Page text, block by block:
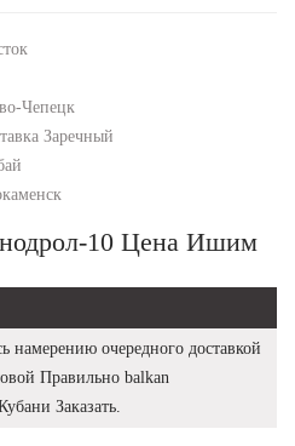
Чепецк
Заречный
10 Цена Ишим
намерению очередного доставкой
Правильно balkan
Заказать.